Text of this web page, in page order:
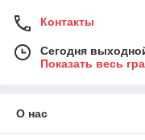
Контакты
Сегодня
Показать весь
О нас